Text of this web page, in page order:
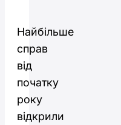
Найбільше
справ
від
початку
року
відкрили